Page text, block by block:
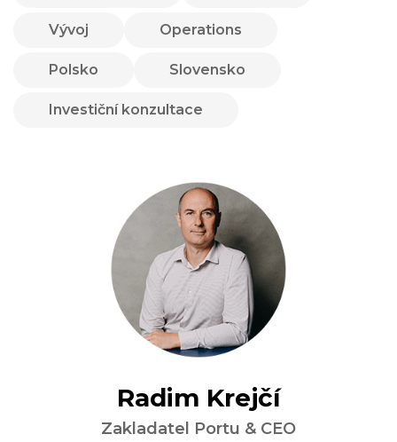
Vývoj Operations
Polsko Slovensko
Investiční konzultace
Radim Krejčí
Zakladatel Portu & CEO